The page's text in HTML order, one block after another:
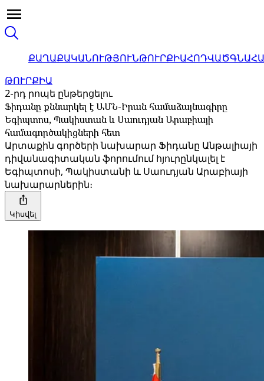
ՔԱՂԱՔԱԿԱՆՈՒԹՅՈՒՆԹՈՒՐՔԻԱՀՈԴՎԱԾ
ԹՈՒՐՔԻԱ
2-րդ րոպե ընթերցելու
Ֆիդանը քննարկել է ԱՄՆ-Իրան համաձայնագիրը
Եգիպտոս, Պակիստան և Սաուդյան Արաբիայի
համագործակիցների հետ
Արտաքին գործերի նախարար Ֆիդանը Անթալիայի
դիվանագիտական ​​ֆորումում հյուրընկալել է
Եգիպտոսի, Պակիստանի և Սաուդյան Արաբիայի
նախարարներին։
Կիսվել